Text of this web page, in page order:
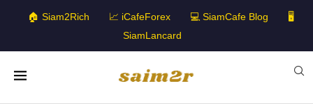
🏠 Siam2Rich 📈 iCafeForex 💻 SiamCafe Blog
🖥️
SiamLancard